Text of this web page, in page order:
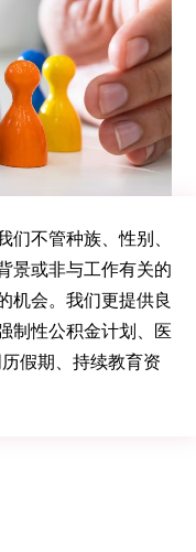
们不管种族、性别、
景或非与工作有关的
机会。我们更提供良
制性公积金计划、医
假期、持续教育资